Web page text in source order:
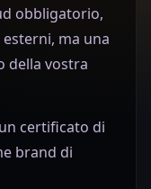
obbligatorio,
ma una
della vostra
certificato di
brand di